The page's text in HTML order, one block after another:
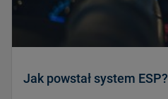
Jak powstał system ESP?